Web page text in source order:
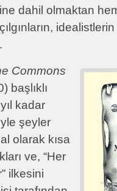
dahil olmaktan
Commons
başlıklı
kadar
şeyler
olarak kısa
ve, “Her
ilkesini